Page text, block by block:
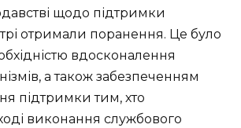
щодо підтримки
отримали поранення. Це було
вдосконалення
а також забезпеченням
підтримки тим, хто
виконання службового